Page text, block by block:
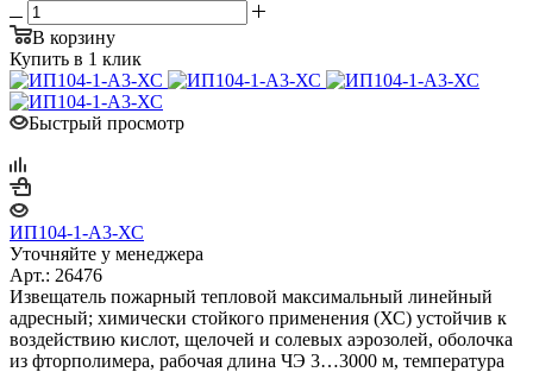
В корзину
Купить в 1 клик
Быстрый просмотр
ИП104-1-А3-ХС
Уточняйте у менеджера
Арт.: 26476
Извещатель пожарный тепловой максимальный линейный
адресный; химически стойкого применения (ХС) устойчив к
воздействию кислот, щелочей и солевых аэрозолей, оболочка
из фторполимера, рабочая длина ЧЭ 3…3000 м, температура